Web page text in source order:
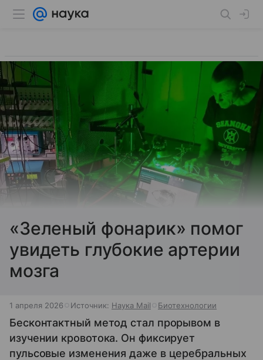
«Зеленый фонарик» помог
увидеть глубокие артерии
мозга
1 апреля 2026 Источник: Наука Mail Биотехнологии
Бесконтактный метод стал прорывом в
изучении кровотока. Он фиксирует
пульсовые изменения даже в церебральных